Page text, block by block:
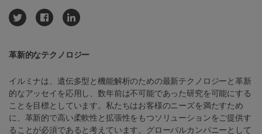
革新的なテクノロジー
イルミナは、遺伝多型と機能解析のための最新テクノロジーと革新
的なアッセイを応用し、数年前は不可能であった研究を可能にする
ことを目標としています。私たちはお客様のニーズを満たすため
に、革新的で高い柔軟性と拡張性をもつソリューションをご提供す
ることが必須であると考えています。グローバルカンパニーとして